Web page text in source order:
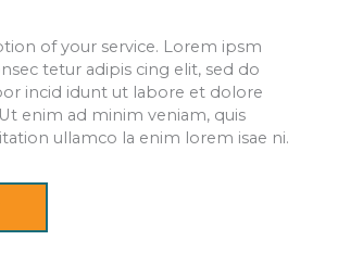
of your service. Lorem ipsm
tetur adipis cing elit, sed do
incid idunt ut labore et dolore
enim ad minim veniam, quis
ullamco la enim lorem isae ni.